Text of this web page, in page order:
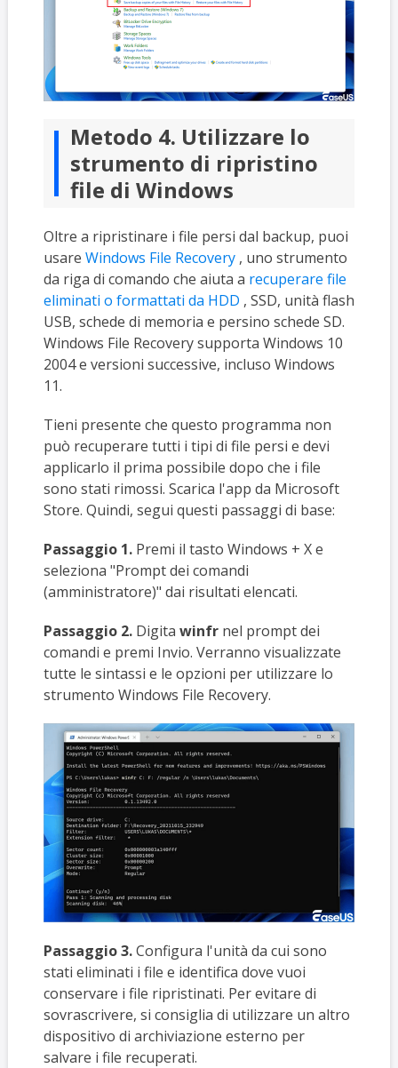
Metodo 4. Utilizzare lo
strumento di ripristino
file di Windows
Oltre a ripristinare i file persi dal backup, puoi
usare Windows File Recovery, uno strumento
da riga di comando che aiuta a recuperare file
eliminati o formattati da HDD , SSD, unità flash
USB, schede di memoria e persino schede SD.
Windows File Recovery supporta Windows 10
2004 e versioni successive, incluso Windows
11.
Tieni presente che questo programma non
può recuperare tutti i tipi di file persi e devi
applicarlo il prima possibile dopo che i file
sono stati rimossi. Scarica l'app da Microsoft
Store. Quindi, segui questi passaggi di base:
Passaggio 1.Premi il tasto Windows + X e
seleziona "Prompt dei comandi
(amministratore)" dai risultati elencati.
Passaggio 2.Digita winfrnel prompt dei
comandi e premi Invio. Verranno visualizzate
tutte le sintassi e le opzioni per utilizzare lo
strumento Windows File Recovery.
Passaggio 3.Configura l'unità da cui sono
stati eliminati i file e identifica dove vuoi
conservare i file ripristinati. Per evitare di
sovrascrivere, si consiglia di utilizzare un altro
dispositivo di archiviazione esterno per
salvare i file recuperati.